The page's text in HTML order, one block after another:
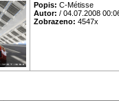
Popis: C-Métisse
Autor: / 04.07.2008
Zobrazeno: 4547x